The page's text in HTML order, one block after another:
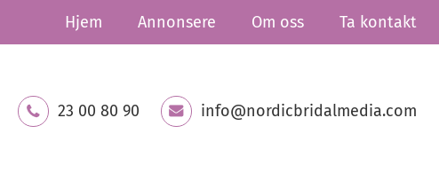
Hjem Annonsere Om oss Ta kontakt
23 00 80 90 info@nordicbridalmedia.com